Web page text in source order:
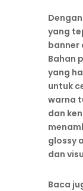
yang
banner
Bahan
yang
untuk
warna
dan
glossy
dan
Baca